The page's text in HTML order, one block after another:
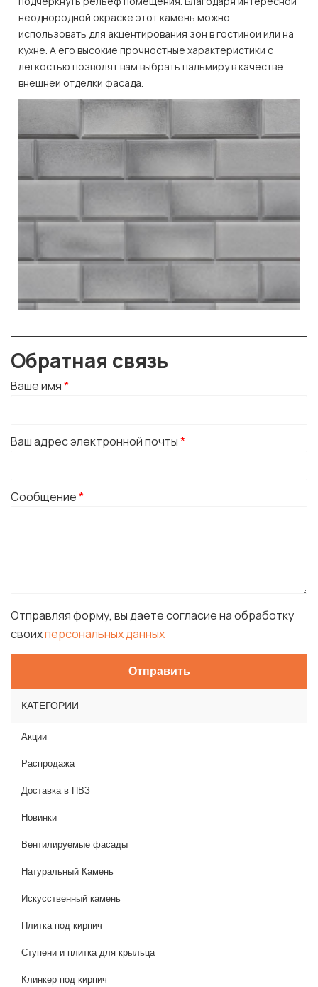
неоднородной окраске этот камень можно
использовать для акцентирования зон в гостиной или на
кухне. А его высокие прочностные характеристики с
легкостью позволят вам выбрать пальмиру в качестве
внешней отделки фасада.
Обратная связь
Ваше имя*
Ваш адрес электронной почты*
Сообщение*
Отправляя форму, вы даете согласие на обработку
своихперсональных данных
КАТЕГОРИИ
Акции
Распродажа
Доставка в ПВЗ
Новинки
Вентилируемые фасады
Натуральный Камень
Искусственный камень
Плитка под кирпич
Ступени и плитка для крыльца
Клинкер под кирпич